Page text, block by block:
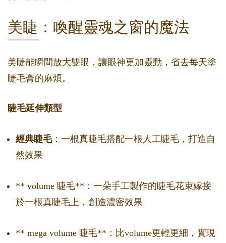
美睫：喚醒靈魂之窗的魔法
美睫能瞬間放大雙眼，讓眼神更加靈動，省去每天塗
睫毛膏的麻煩。
睫毛延伸類型
經典睫毛：一根真睫毛搭配一根人工睫毛，打造自
然效果
** volume 睫毛**：一朵手工製作的睫毛花束嫁接
於一根真睫毛上，創造濃密效果
** mega volume 睫毛**：比volume更輕更細，實現